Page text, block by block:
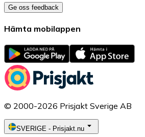
Ge oss feedback
Hämta mobilappen
© 2000-2026 Prisjakt Sverige AB
SVERIGE - Prisjakt.nu